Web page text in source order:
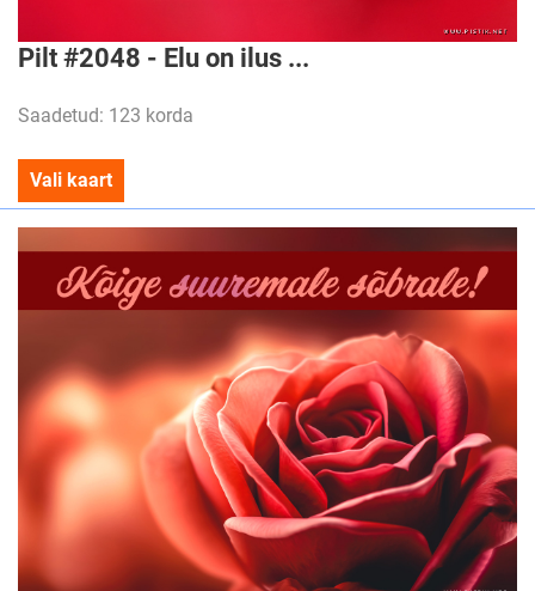
Pilt #2048 - Elu on ilus ...
Saadetud: 123 korda
Vali kaart